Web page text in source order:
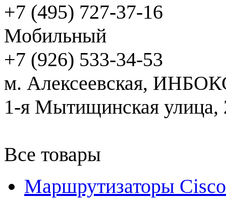
+7 (495) 727-37-16
Мобильный
+7 (926) 533-34-53
м. Алексеевская,
1-я Мытищинская улица,
Все товары
Маршрутизаторы Cisco